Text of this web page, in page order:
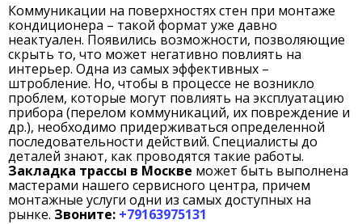
Коммуникации на поверхностях стен при монтаже
кондиционера – такой формат уже давно
неактуален. Появились возможности, позволяющие
скрыть то, что может негативно повлиять на
интерьер. Одна из самых эффективных –
штробление. Но, чтобы в процессе не возникло
проблем, которые могут повлиять на эксплуатацию
прибора (перелом коммуникаций, их повреждение и
др.), необходимо придерживаться определенной
последовательности действий. Специалисты до
деталей знают, как проводятся такие работы.
Закладка трассы в Москве может быть выполнена
мастерами нашего сервисного центра, причем
монтажные услуги одни из самых доступных на
рынке. Звоните: +79163975131